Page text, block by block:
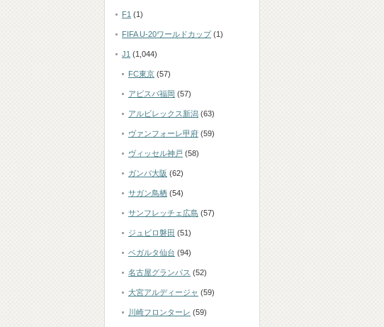
F1 (1)
FIFA U-20ワールドカップ(1)
J1 (1,044)
FC東京 (57)
アビスパ福岡 (57)
アルビレックス新潟 (63)
ヴァンフォーレ甲府 (59)
ヴィッセル神戸 (58)
ガンバ大阪 (62)
サガン鳥栖 (54)
サンフレッチェ広島 (57)
ジュビロ磐田 (51)
ベガルタ仙台 (94)
名古屋グランパス (52)
大宮アルディージャ (59)
川崎フロンターレ (59)